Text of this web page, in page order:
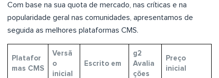
Com base na sua quota de mercado, nas críticas e na
popularidade geral nas comunidades, apresentamos de
seguida as melhores plataformas CMS.
Platafor
mas CMS
Versã
o
inicial
Escrito em
g2
Avalia
ções
Preço
inicial